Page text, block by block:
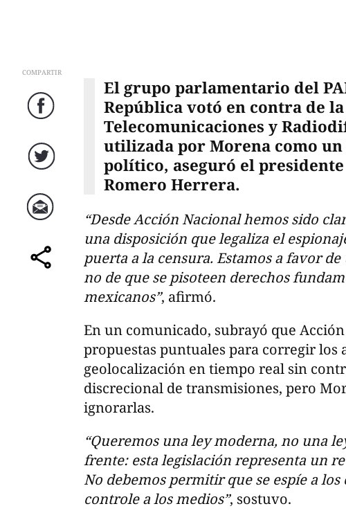
COMPARTIR
Facebook
Twitter
Correo
comparte
El grupo parlamentario del
República votó en contra de
Telecomunicaciones y
utilizada por Morena como
político, aseguró el
Romero Herrera.
“Desde Acción Nacional hemos sido
una disposición que legaliza el
puerta a la censura. Estamos a favor
no de que se pisoteen derechos
mexicanos”, afirmó.
En un comunicado, subrayó que
propuestas puntuales para corregir
geolocalización en tiempo real sin
discrecional de transmisiones, pero
ignorarlas.
“Queremos una ley moderna, no una
frente: esta legislación representa un
No debemos permitir que se espíe a
controle a los medios”, sostuvo.